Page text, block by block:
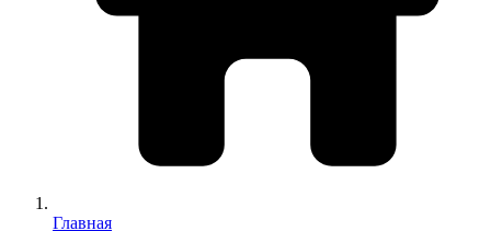
Главная